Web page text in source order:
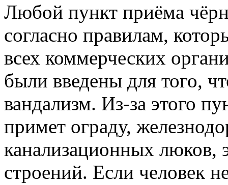
Любой пункт приёма
согласно правилам,
всех коммерческих
были введены для того,
вандализм. Из-за этого
примет ограду,
канализационных люков,
строений. Если человек